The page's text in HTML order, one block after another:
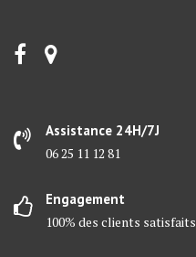
Assistance 24H/7J
06 25 11 12 81
Engagement
100% des clients satisfaits